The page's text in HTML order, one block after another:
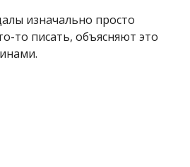
изначально просто
то писать, объясняют это